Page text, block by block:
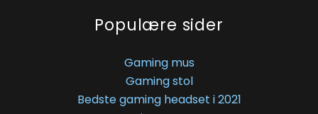
Populære sider
Gaming mus
Gaming stol
Bedste gaming headset i 2021